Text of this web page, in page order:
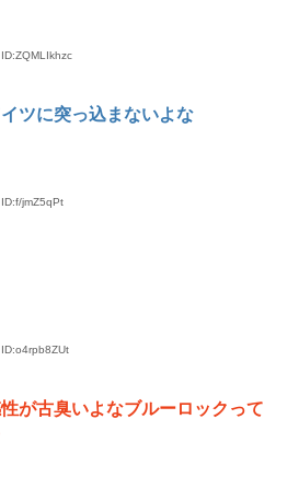
ID:ZQMLIkhzc
ツに突っ込まないよな
ID:f/jmZ5qPt
ID:o4rpb8ZUt
が古臭いよなブルーロックって